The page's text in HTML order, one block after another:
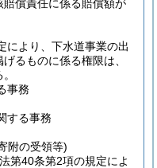
償責任に係る賠償額が
により、下水道事業の出
るものに係る権限は、
事務
する事務
附の受領等)
第40条第2項の規定によ